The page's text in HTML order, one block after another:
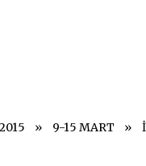
2015 9-15 MART